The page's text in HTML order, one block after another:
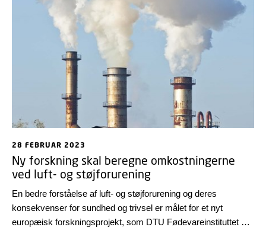
28 FEBRUAR 2023
Ny forskning skal beregne omkostningerne
ved luft- og støjforurening
En bedre forståelse af luft- og støjforurening og deres
konsekvenser for sundhed og trivsel er målet for et nyt
europæisk forskningsprojekt, som DTU Fødevareinstituttet er